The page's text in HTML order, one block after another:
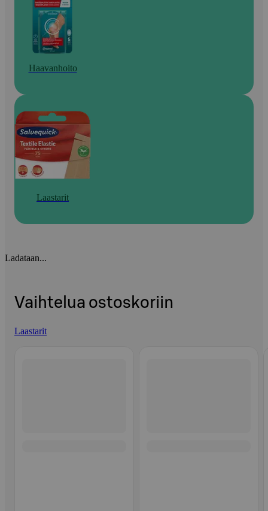
Haavanhoito
Laastarit
Ladataan...
Vaihtelua ostoskoriin
Laastarit